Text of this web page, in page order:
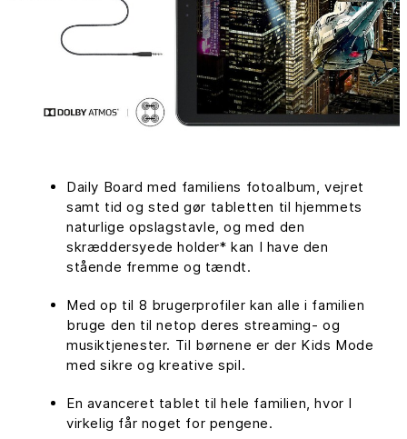
Daily Board med familiens fotoalbum, vejret
samt tid og sted gør tabletten til hjemmets
naturlige opslagstavle, og med den
skræddersyede holder* kan I have den
stående fremme og tændt.
Med op til 8 brugerprofiler kan alle i familien
bruge den til netop deres streaming- og
musiktjenester. Til børnene er der Kids Mode
med sikre og kreative spil.
En avanceret tablet til hele familien, hvor I
virkelig får noget for pengene.